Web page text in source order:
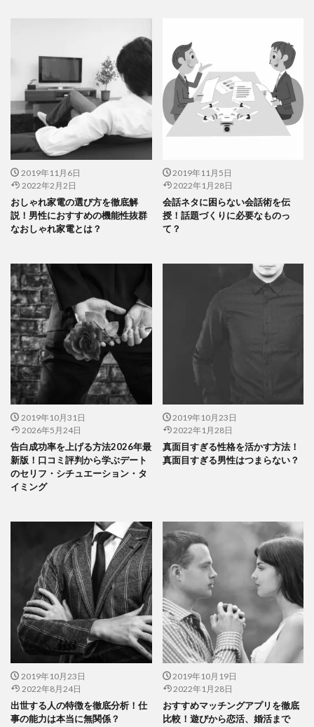
2019年11月6日
2022年2月2日
おしゃれ家電の選び方を徹底解
説！男性におすすめの機能性抜群
なおしゃれ家電とは？
2019年11月5日
2022年1月28日
会話ネタに困らない会話術を伝
授！話題づくりに必要なものっ
て？
2019年10月31日
2026年5月24日
告白成功率を上げる方法2026年最
新版！口コミ評判から学ぶデート
のセリフ・シチュエーション・タ
イミング
2019年10月23日
2022年1月28日
真面目すぎる性格を活かす方法！
真面目すぎる男性はつまらない？
2019年10月23日
2022年8月24日
出世する人の特徴を徹底分析！仕
事の能力は本当に無関係？
2019年10月19日
2022年1月28日
おすすめマッチングアプリを徹底
比較！遊びから恋活、婚活まで